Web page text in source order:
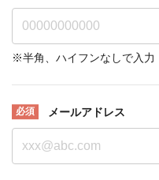
※半角、ハイフンなしで入力
メールアドレス